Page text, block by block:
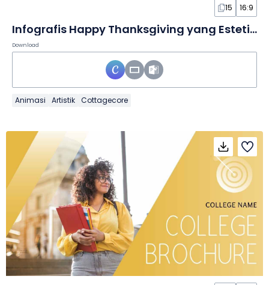
15 16:9
Infografis Happy Thanksgiving yang Estetik dalam Slide
Download
Animasi Artistik Cottagecore